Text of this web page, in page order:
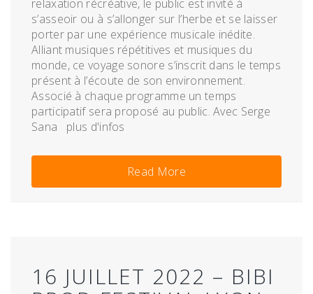
relaxation récréative, le public est invité à
s’asseoir ou à s’allonger sur l’herbe et se laisser
porter par une expérience musicale inédite.
Alliant musiques répétitives et musiques du
monde, ce voyage sonore s’inscrit dans le temps
présent à l’écoute de son environnement.
Associé à chaque programme un temps
participatif sera proposé au public. Avec Serge
Sana plus d'infos
Read More
16 JUILLET 2022 – BIBI